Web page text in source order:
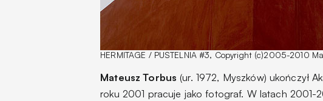
HERMITAGE / PUSTELNIA #3, Copyright (c)2005-2010
Mateusz Torbus (ur. 1972, Myszków) ukończył
roku 2001 pracuje jako fotograf. W latach 2001-